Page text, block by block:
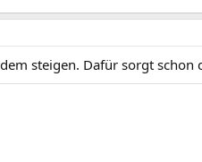
steigen. Dafür sorgt schon